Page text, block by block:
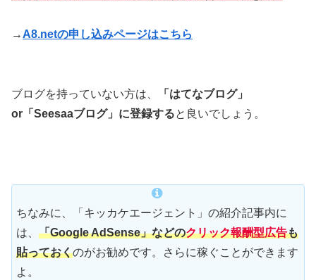
→A8.netの申し込みページはこちら
ブログを持っていない方は、
「はてなブログ」
or「Seesaaブログ」に登録すると良いでしょう。
ちなみに、「キッカケエージェント」の紹介記事内に
は、 「Google AdSense」などのクリック報酬型広告も
貼っておくのがお勧めです。さらに稼ぐことができます
よ。